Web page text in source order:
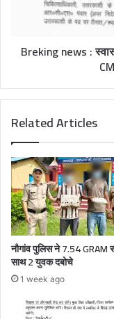
Breking news :
Related Articles
नौगांव पुलिस ने 7.54
साथ 2 युवक दबोचे
1 week ago